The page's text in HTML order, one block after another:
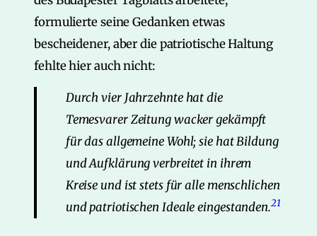
formulierte seine Gedanken etwas
bescheidener, aber die patriotische Haltung
fehlte hier auch nicht:
Durch vier Jahrzehnte hat die
Temesvarer Zeitung wacker gekämpft
für das allgemeine Wohl; sie hat Bildung
und Aufklärung verbreitet in ihrem
Kreise und ist stets für alle menschlichen
und patriotischen Ideale eingestanden.21